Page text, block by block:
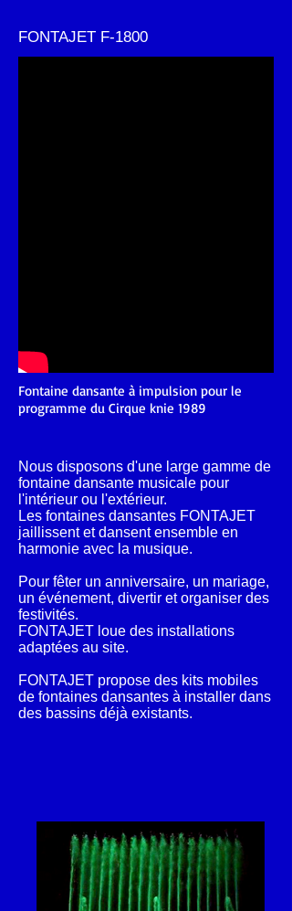
FONTAJET F-1800
Fontaine dansante à impulsion pour le
programme du Cirque knie 1989
Nous disposons d'une large gamme de
fontaine dansante musicale pour
l'intérieur ou l'extérieur.
Les fontaines dansantes FONTAJET
jaillissent et dansent ensemble en
harmonie avec la musique.
Pour fêter un anniversaire, un mariage,
un événement, divertir et organiser des
festivités.
FONTAJET loue des installations
adaptées au site.
FONTAJET propose des kits mobiles
de fontaines dansantes à installer dans
des bassins déjà existants.